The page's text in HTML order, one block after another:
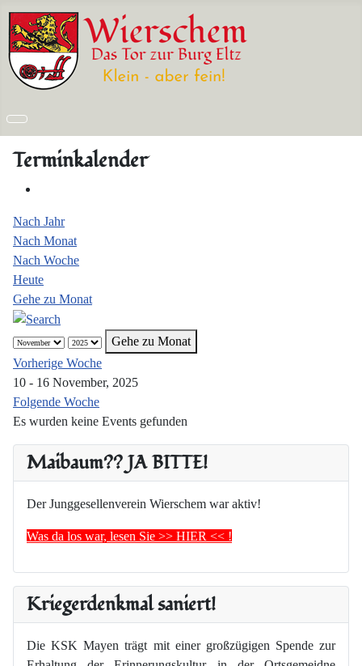
Maibaum?? JA BITTE!
Der Junggesellenverein Wierschem war aktiv!
Was da los war, lesen Sie >> HIER << !
Kriegerdenkmal saniert!
Die KSK Mayen trägt mit einer großzügigen Spende zur
Terminkalender
Nach Jahr
Nach Monat
Nach Woche
Heute
Gehe zu Monat
Gehe zu Monat
Vorherige Woche
10 - 16 November, 2025
Folgende Woche
Es wurden keine Events gefunden